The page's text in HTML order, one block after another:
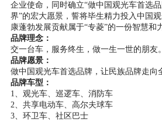
企业使命，同时确立“做中国观光车首选
界”的宏大愿景，誓将毕生精力投入中国
康蓬勃发展贡献属于“专菱”的一份智慧和
品牌理念：
交一台车，服务终生，做一生一世的朋友。
品牌愿景：
做中国观光车首选品牌，让民族品牌走向
品牌车型：
1、观光车、巡逻车、消防车
2、共享电动车、高尔夫球车
3、环卫车、社区巴士